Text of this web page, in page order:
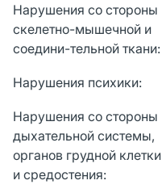
Нарушения со стороны
скелетно-мышечной и
соедини-тельной ткани:
Нарушения психики:
Нарушения со стороны
дыхательной системы,
органов грудной клетки
и средостения: